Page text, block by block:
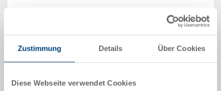
Zustimmung Details Über Cookies
Diese Webseite verwendet Cookies
In den Warenkorb